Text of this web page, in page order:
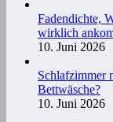
Fadendichte,
wirklich
10. Juni 2026
Schlafzimmer
Bettwäsche?
10. Juni 2026